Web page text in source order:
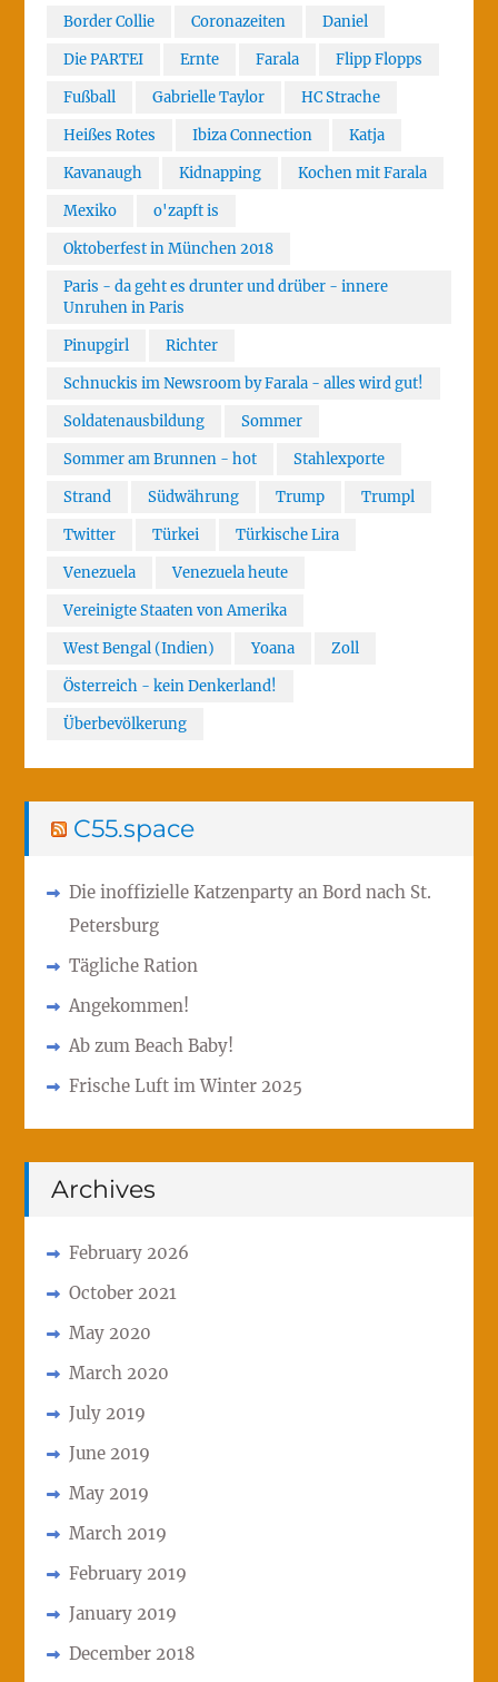
Border Collie Coronazeiten
Daniel
Die PARTEI
Ernte Farala
Flipp Flopps
Fußball
Gabrielle Taylor
HC Strache
Heißes Rotes
Ibiza Connection
Katja
Kavanaugh
Kidnapping
Kochen mit Farala
Mexiko
o'zapft is
Oktoberfest in München 2018
Paris - da geht es drunter und drüber - innere
Unruhen in Paris
Pinupgirl
Richter
Schnuckis im Newsroom by Farala - alles wird gut!
Soldatenausbildung
Sommer
Sommer am Brunnen - hot
Stahlexporte
Strand
Südwährung Trump
Trumpl
Twitter
Türkei
Türkische Lira
Venezuela
Venezuela heute
Vereinigte Staaten von Amerika
West Bengal (Indien)
Yoana
Zoll
Österreich - kein Denkerland!
Überbevölkerung
C55.space
Die inoffizielle Katzenparty an Bord nach St.
Petersburg
Tägliche Ration
Angekommen!
Ab zum Beach Baby!
Frische Luft im Winter 2025
Archives
February 2026
October 2021
May 2020
March 2020
July 2019
June 2019
May 2019
March 2019
February 2019
January 2019
December 2018